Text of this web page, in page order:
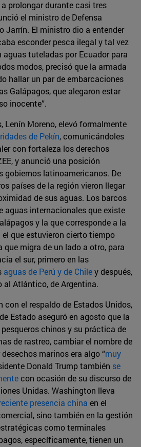
prolongar durante casi tres
el ministro de Defensa
Jarrín. El ministro dio a entender
esconder pesca ilegal y tal vez
tuteladas por Ecuador para
modos, precisó que la armada
hallar un par de embarcaciones
Galápagos, que alegaron estar
inocente”.
Lenín Moreno, elevó formalmente
de Pekín, comunicándoles
con fortaleza los derechos
y anunció una posición
gobiernos latinoamericanos. De
países de la región vieron llegar
de sus aguas. Los barcos
aguas internacionales que existe
y la que corresponde a la
el que estuvieron cierto tiempo
que migra de un lado a otro, para
el sur, primero en las
aguas de Perú y de Chiley después,
al Atlántico, de Argentina.
con el respaldo de Estados Unidos,
Estado aseguró en agosto que la
chinos y su práctica de
de rastreo, cambiar el nombre de
marinos era algo “muy
Donald Trump también se
con ocasión de su discurso de
Unidas. Washington lleva
presencia china en el
sino también en la gestión
como terminales
específicamente, tienen un